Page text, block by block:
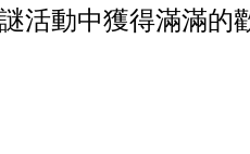
活動中獲得滿滿的